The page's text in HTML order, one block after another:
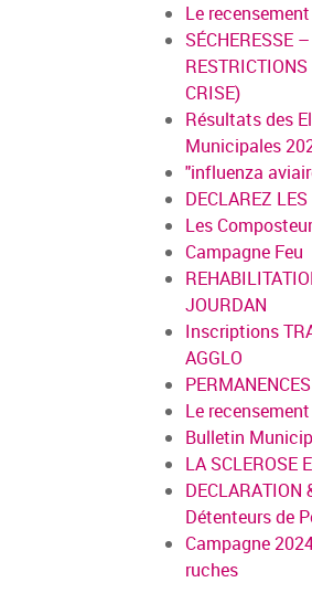
Le
SÉCHERESSE
CRISE)
Résultats des
Municipales
"influenza
DECLAREZ
Les
Campagne Feu
JOURDAN
Inscriptions
AGGLO
Le
Bulletin
LA SCLEROSE
DECLARATION
Détenteurs de
Campagne
ruches